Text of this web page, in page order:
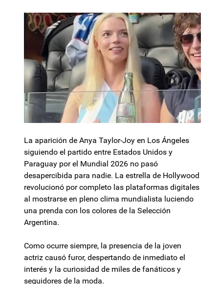
La aparición de Anya Taylor-Joy en Los Ángeles
siguiendo el partido entre Estados Unidos y
Paraguay por el Mundial 2026 no pasó
desapercibida para nadie. La estrella de Hollywood
revolucionó por completo las plataformas digitales
al mostrarse en pleno clima mundialista luciendo
una prenda con los colores de la Selección
Argentina.
Como ocurre siempre, la presencia de la joven
actriz causó furor, despertando de inmediato el
interés y la curiosidad de miles de fanáticos y
seguidores de la moda.